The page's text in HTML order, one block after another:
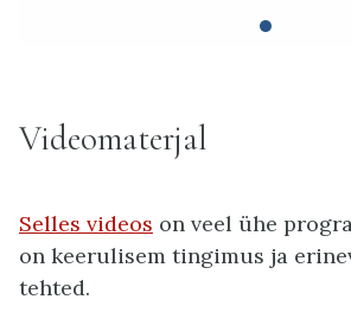
Videomaterjal
Selles videos on veel ühe
on keerulisem tingimus ja
tehted.